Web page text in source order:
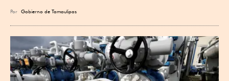
Por Gobierno de Tamaulipas